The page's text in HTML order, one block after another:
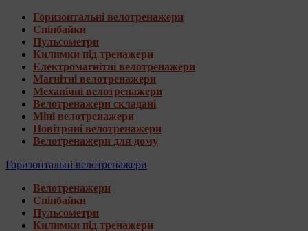
Горизонтальні велотренажери
Спінбайки
Пульсометри
Килимки під тренажери
Електромагнітні велотренажери
Магнітні велотренажери
Механічні велотренажери
Велотренажери складані
Міні велотренажери
Повітряні велотренажери
Велотренажери для дому
Горизонтальні велотренажери
Велотренажери
Спінбайки
Пульсометри
Килимки під тренажери